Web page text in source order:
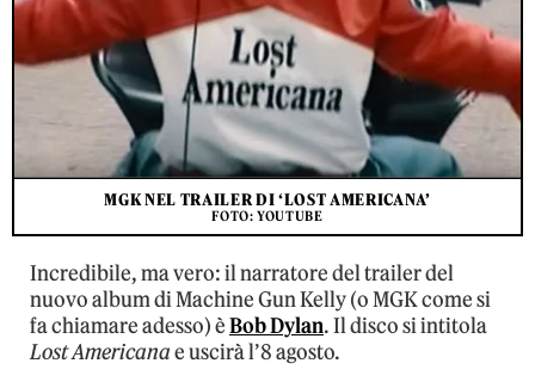
MGK NEL TRAILER DI ‘LOST AMERICANA’
FOTO: YOUTUBE
Incredibile, ma vero: il narratore del trailer del
nuovo album di Machine Gun Kelly (o MGK come si
fa chiamare adesso) èBob Dylan. Il disco si intitola
Lost Americanae uscirà l’8 agosto.